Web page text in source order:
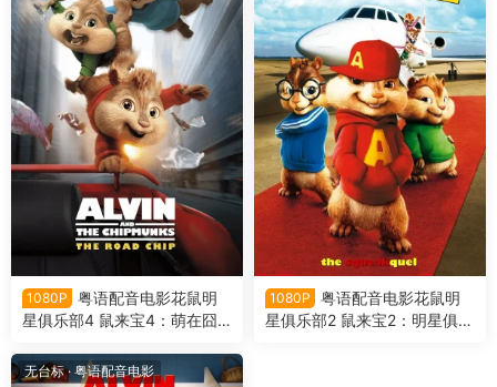
1080P
粤语配音电影花鼠明
星俱乐部4 鼠来宝4：萌在囧
pmunks: The Road Chip
1080P
粤语配音电影花鼠明
星俱乐部2 鼠来宝2：明星俱乐
无台标· 粤语配音电影